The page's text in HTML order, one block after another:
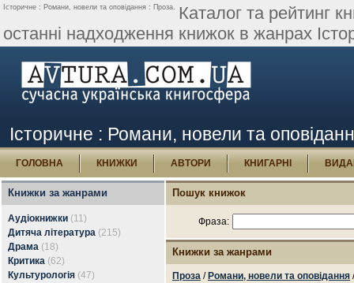
Історичне : Романи, новели та оповідання : Проза. Каталог та рейтинг
останні надходження книжок в жанрах
Історичне : Романи, новели та
ГОЛОВНА КНИЖКИ АВТОРИ КНИГАРНІ
Книжки за жанрами
Аудіокнижки (11)
Дитяча література (215)
Драма (18)
Критика (62)
Культурологія (47)
Пошук книжок
Фраза:
Книжки за жанрами
Проза / Романи, новели та оповідання